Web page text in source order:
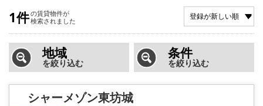
積水ハウス Sha Maison 特集 (奈良北部、木津川
市)
積水ハウス Sha Maison 特集 (奈良南部)
路線·駅から探す
1件の賃貸物件が
検索されました
地域
を絞り込む
条件
を絞り込む
シャーメゾン東坊城